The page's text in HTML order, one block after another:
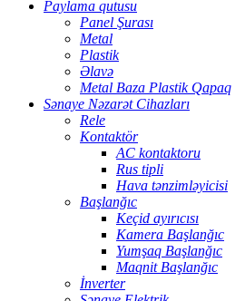
Paylama qutusu
Panel Şurası
Metal
Plastik
Əlavə
Metal Baza Plastik Qapaq
Sənaye Nəzarət Cihazları
Rele
Kontaktör
AC kontaktoru
Rus tipli
Hava tənzimləyicisi
Başlanğıc
Keçid ayırıcısı
Kamera Başlanğıc
Yumşaq Başlanğıc
Maqnit Başlanğıc
İnverter